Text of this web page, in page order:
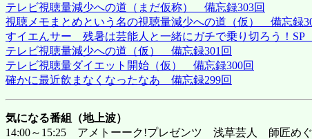
テレビ視聴量減少への道（まだ仮称） 備忘録303回
視聴メモまとめという名の視聴量減少への道（仮） 備忘録
すイエんサー 残暑は芸能人と一緒にガチで乗り切ろう！
テレビ視聴量減少への道（仮） 備忘録301回
テレビ視聴量ダイエット開始（仮） 備忘録300回
確かに最近飲まなくなったなあ 備忘録299回
気になる番組（地上波）
14:00～15:25 アメトーーク!プレゼンツ 浅草芸人 師匠め